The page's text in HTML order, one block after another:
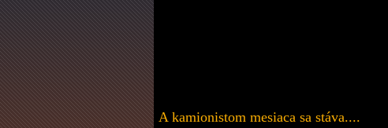
A kamionistom mesiaca sa stáva....